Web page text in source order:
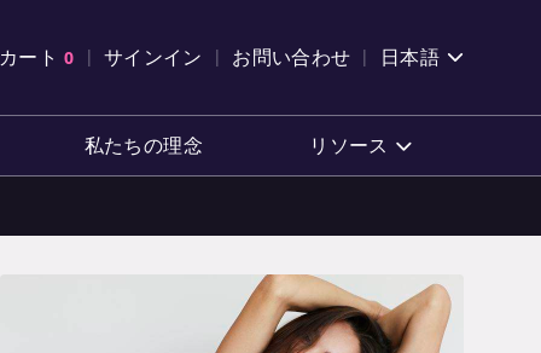
を開く
ート 0
カートを確認する
サインイン お問い合わせ 日本語
私たちの理念 リソース